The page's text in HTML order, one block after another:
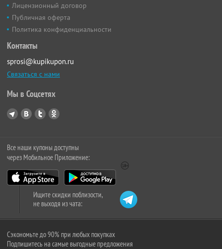
Лицензионный договор
Публичная оферта
Политика конфиденциальности
Контакты
sprosi@kupikupon.ru
Связаться с нами
Мы в Соцсетях
Все наши купоны доступны
через Мобильное Приложение:
Ищите скидки поблизости,
не выходя из чата:
Сэкономьте до 90% при любых покупках
Подпишитесь на самые выгодные предложения